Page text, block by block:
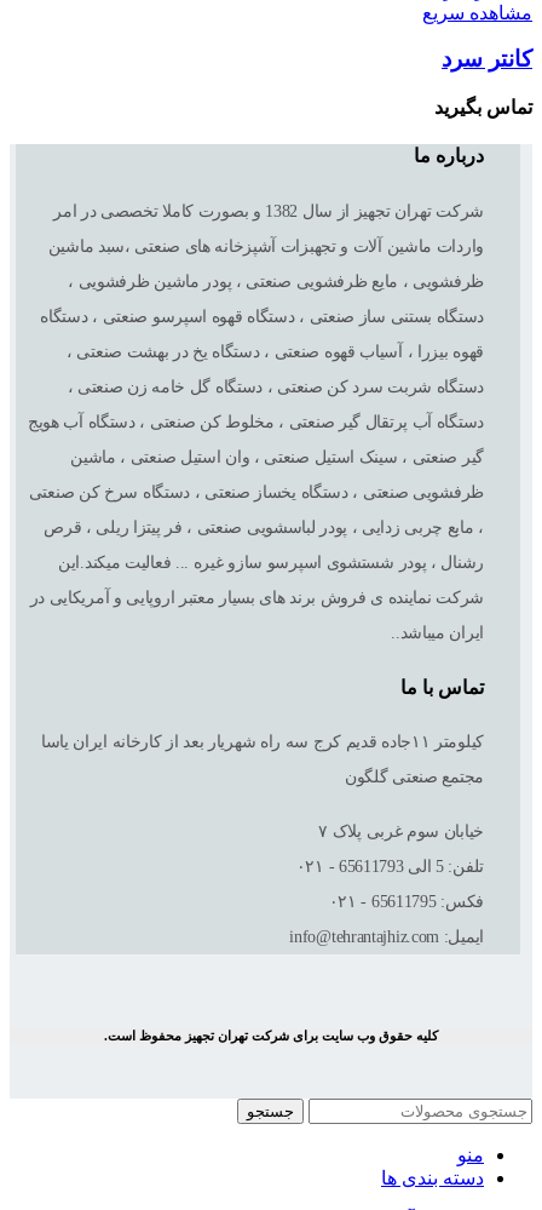
مشاهده سریع
کانتر سرد
تماس بگیرید
درباره ما
شرکت تهران تجهیز از سال 1382 و بصورت کاملا تخصصی در امر
واردات ماشین آلات و تجهبزات آشپزخانه های صنعتی ،سبد ماشین
ظرفشویی ، مایع ظرفشویی صنعتی ، پودر ماشین ظرفشویی ،
دستگاه بستنی ساز صنعتی ، دستگاه قهوه اسپرسو صنعتی ، دستگاه
قهوه بیزرا ، آسیاب قهوه صنعتی ، دستگاه یخ در بهشت صنعتی ،
دستگاه شربت سرد کن صنعتی ، دستگاه گل خامه زن صنعتی ،
دستگاه آب پرتقال گیر صنعتی ، مخلوط کن صنعتی ، دستگاه آب هویج
گیر صنعتی ، سینک استیل صنعتی ، وان استیل صنعتی ، ماشین
ظرفشویی صنعتی ، دستگاه یخساز صنعتی ، دستگاه سرخ کن صنعتی
، مایع چربی زدایی ، پودر لباسشویی صنعتی ، فر پیتزا ریلی ، قرص
رشنال ، پودر شستشوی اسپرسو سازو غیره ... فعالیت میکند.این
شرکت نماینده ی فروش برند های بسیار معتبر اروپایی و آمریکایی در
ایران میباشد..
تماس با ما
کیلومتر ١١جاده قدیم کرج سه راه شهریار بعد از کارخانه ایران یاسا
مجتمع صنعتی گلگون
خیابان سوم غربی پلاک ٧
تلفن: 5 الی 65611793 - ۰۲۱
فکس: 65611795 - ۰۲۱
ایمیل: info@tehrantajhiz.com
کلیه حقوق وب سایت برای شرکت تهران تجهیز محفوظ است.
جستجو
منو
دسته بندی ها